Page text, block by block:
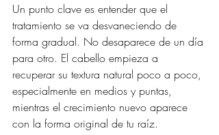
Un punto clave es entender que el
tratamiento se va desvaneciendo de
forma gradual. No desaparece de un día
para otro. El cabello empieza a
recuperar su textura natural poco a poco,
especialmente en medios y puntas,
mientras el crecimiento nuevo aparece
con la forma original de tu raíz.